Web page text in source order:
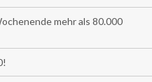
mehr als 80.000